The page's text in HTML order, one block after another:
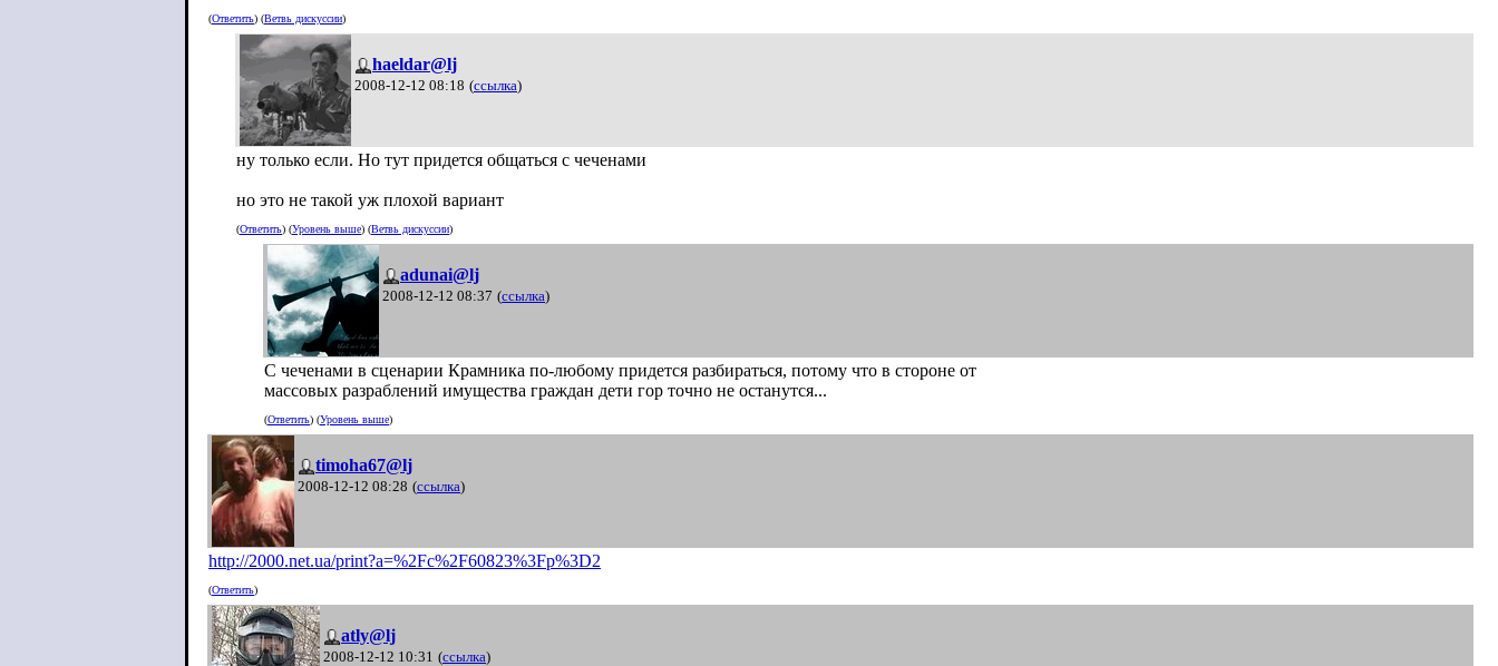
(Ответить) (Ветвь дискуссии)
haeldar@lj
2008-12-12 08:18 (ссылка)
ну только если. Но тут придется общаться с чеченами
но это не такой уж плохой вариант
(Ответить) (Уровень выше) (Ветвь дискуссии)
adunai@lj
2008-12-12 08:37 (ссылка)
С чеченами в сценарии Крамника по-любому придется разбираться, потому что в стороне от
массовых разраблений имущества граждан дети гор точно не останутся...
(Ответить) (Уровень выше)
timoha67@lj
2008-12-12 08:28 (ссылка)
http://2000.net.ua/print?a=%2Fc%2F60823%3Fp%3D2
(Ответить)
atly@lj
2008-12-12 10:31 (ссылка)